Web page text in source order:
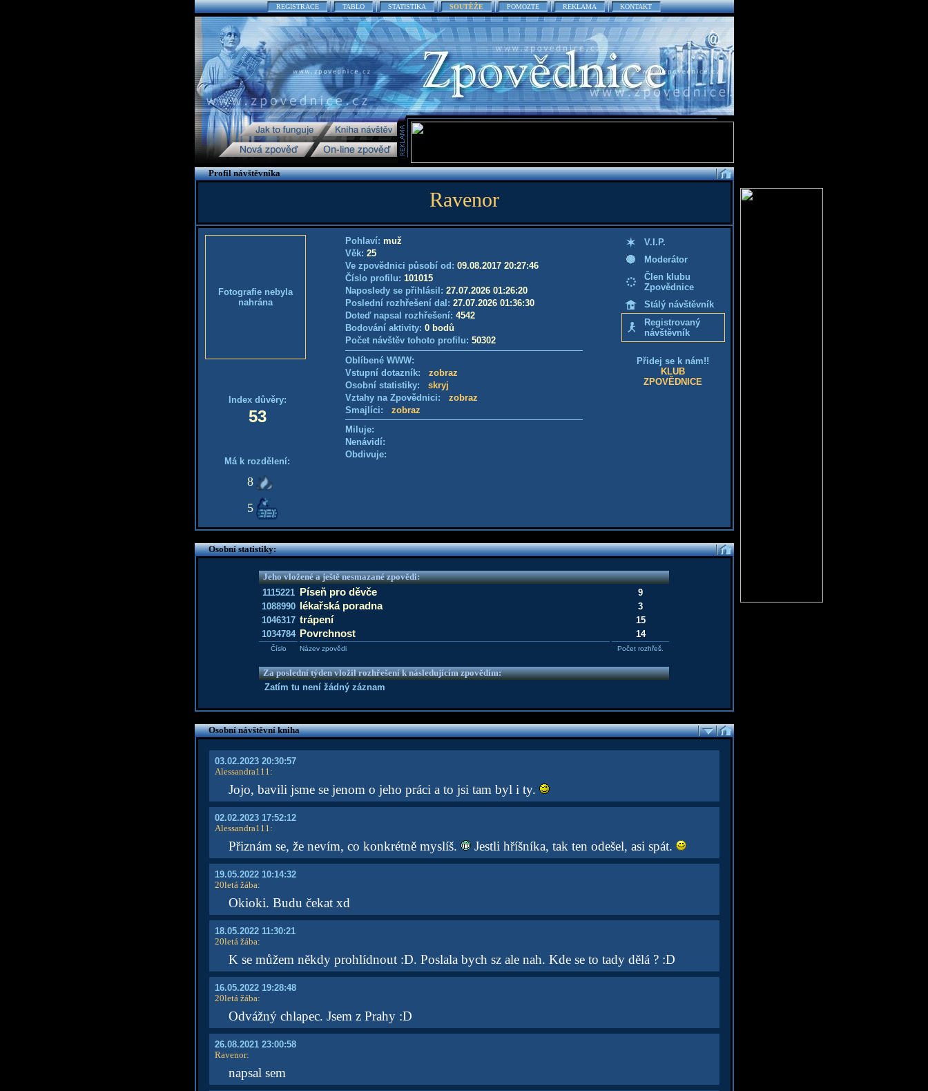
REGISTRACE TABLO STATISTIKA SOUTĚŽE POMOZTE REKLAMA KONTAKT
Profil návštěvníka
Ravenor
Fotografie nebyla
nahrána
Index důvěry:
53
Má k rozdělení:
8
5
Pohlaví: muž
Věk: 25
Ve zpovědnici působí od: 09.08.2017 20:27:46
Číslo profilu: 101015
Naposledy se přihlásil: 27.07.2026 01:26:20
Poslední rozhřešení dal: 27.07.2026 01:36:30
Doteď napsal rozhřešení: 4542
Bodování aktivity: 0 bodů
Počet návštěv tohoto profilu: 50302
Oblíbené WWW:
Vstupní dotazník: zobraz
Osobní statistiky: skryj
Vztahy na Zpovědnici: zobraz
Smajlíci: zobraz
Miluje:
Nenávidí:
Obdivuje:
V.I.P.
Moderátor
Člen klubu
Zpovědnice
Stálý návštěvník
Registrovaný
návštěvník
Přidej se k nám!!
KLUB
ZPOVĚDNICE
Osobní statistiky:
Jeho vložené a ještě nesmazané zpovědi:
1115221 Píseň pro děvče
9
1088990 lékařská poradna
3
1046317 trápení
15
1034784 Povrchnost 14
Číslo Název zpovědi Počet rozhřeš.
Za poslední týden vložil rozhřešení k následujícím zpovědím:
Zatím tu není žádný záznam
Osobní návštěvní kniha
03.02.2023 20:30:57
Alessandra111:
Jojo, bavili jsme se jenom o jeho práci a to jsi tam byl i ty.
02.02.2023 17:52:12
Alessandra111:
Přiznám se, že nevím, co konkrétně myslíš. Jestli hříšníka, tak ten odešel, asi spát.
19.05.2022 10:14:32
20letá žába:
Okioki. Budu čekat xd
18.05.2022 11:30:21
20letá žába:
K se můžem někdy prohlídnout :D. Poslala bych sz ale nah. Kde se to tady dělá ? :D
16.05.2022 19:28:48
20letá žába:
Odvážný chlapec. Jsem z Prahy :D
26.08.2021 23:00:58
Ravenor:
napsal sem